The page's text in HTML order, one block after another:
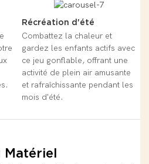
Récréation d'été
Combattez la chaleur et
gardez les enfants actifs avec
ce jeu gonflable, offrant une
activité de plein air amusante
et rafraîchissante pendant les
mois d'été.
Matériel